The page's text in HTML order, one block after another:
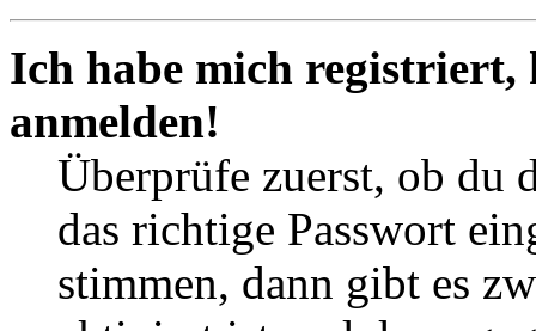
Ich habe mich
anmelden!
Überprüfe zuerst, ob du
das richtige Passwort
stimmen, dann gibt es